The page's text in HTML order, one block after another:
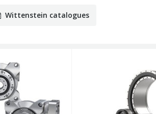
Wittenstein catalogues